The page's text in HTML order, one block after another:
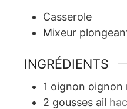
Casserole
Mixeur
INGRÉDIENTS
1 oignon oignon
2 gousses ail